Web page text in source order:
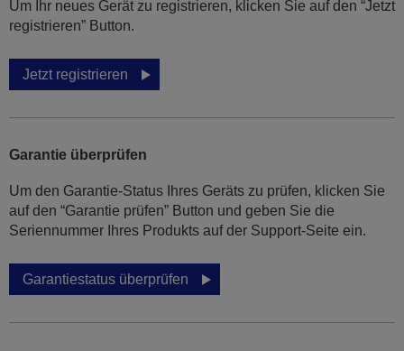
Um Ihr neues Gerät zu registrieren, klicken Sie auf den “Jetzt
registrieren” Button.
Jetzt registrieren
Garantie überprüfen
Um den Garantie-Status Ihres Geräts zu prüfen, klicken Sie
auf den “Garantie prüfen” Button und geben Sie die
Seriennummer Ihres Produkts auf der Support-Seite ein.
Garantiestatus überprüfen